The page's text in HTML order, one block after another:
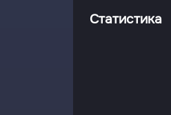
Статистика